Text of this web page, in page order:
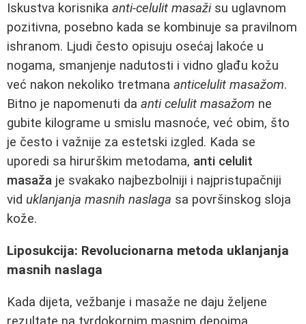
Iskustva korisnika anti-celulit masažisu uglavnom
pozitivna, posebno kada se kombinuje sa pravilnom
ishranom. Ljudi često opisuju osećaj lakoće u
nogama, smanjenje nadutosti i vidno glađu kožu
već nakon nekoliko tretmana anticelulit masažom.
Bitno je napomenuti da anti celulit masažom ne
gubite kilograme u smislu masnoće, već obim, što
je često i važnije za estetski izgled. Kada se
uporedi sa hirurškim metodama, anti celulit
masaža je svakako najbezbolniji i najpristupačniji
vid uklanjanja masnih naslaga sa površinskog sloja
kože.
Liposukcija: Revolucionarna metoda uklanjanja
masnih naslaga
Kada dijeta, vežbanje i masaže ne daju željene
rezultate na tvrdokornim masnim depoima,